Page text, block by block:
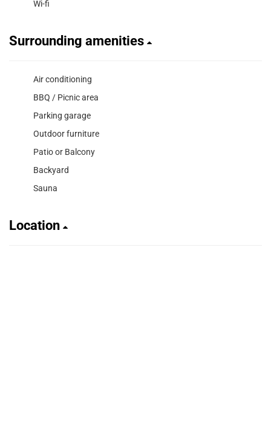
Wi-fi
Surrounding amenities
Air conditioning
BBQ / Picnic area
Parking garage
Outdoor furniture
Patio or Balcony
Backyard
Sauna
Location